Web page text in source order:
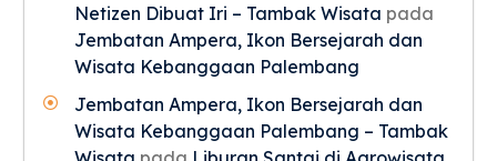
Netizen Dibuat Iri – Tambak Wisata pada
Jembatan Ampera, Ikon Bersejarah dan
Wisata Kebanggaan Palembang
Jembatan Ampera, Ikon Bersejarah dan
Wisata Kebanggaan Palembang – Tambak